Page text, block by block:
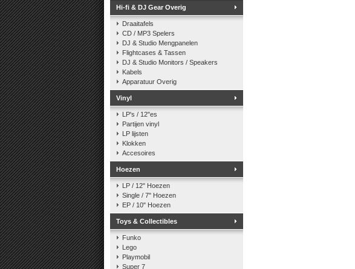
Hi-fi & DJ Gear Overig
Draaitafels
CD / MP3 Spelers
DJ & Studio Mengpanelen
Flightcases & Tassen
DJ & Studio Monitors / Speakers
Kabels
Apparatuur Overig
Vinyl
LP's / 12"es
Partijen vinyl
LP lijsten
Klokken
Accesoires
Hoezen
LP / 12" Hoezen
Single / 7" Hoezen
EP / 10" Hoezen
Toys & Collectibles
Funko
Lego
Playmobil
Super 7